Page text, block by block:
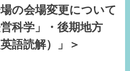
の会場変更について
科学」・後期地方
語読解）」＞